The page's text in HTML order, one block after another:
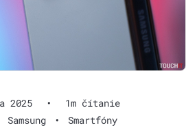
2025 •
1m čítanie
Samsung • Smartfóny